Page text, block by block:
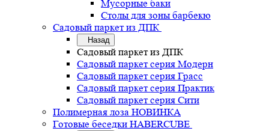
Мусорные баки
Столы для зоны барбекю
Садовый паркет из ДПК
Назад
Садовый паркет из ДПК
Садовый паркет серия Mодерн
Садовый паркет серия Грасс
Садовый паркет серия Практик
Садовый паркет серия Сити
Полимерная лоза НОВИНКА
Готовые беседки HABERCUBE